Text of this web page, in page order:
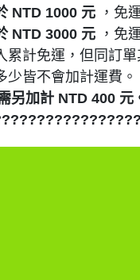
NTD 1000 元 ，免
NTD 3000 元 ，免
計免運，但同訂
皆不會加計運費。
另加計 NTD 400 元